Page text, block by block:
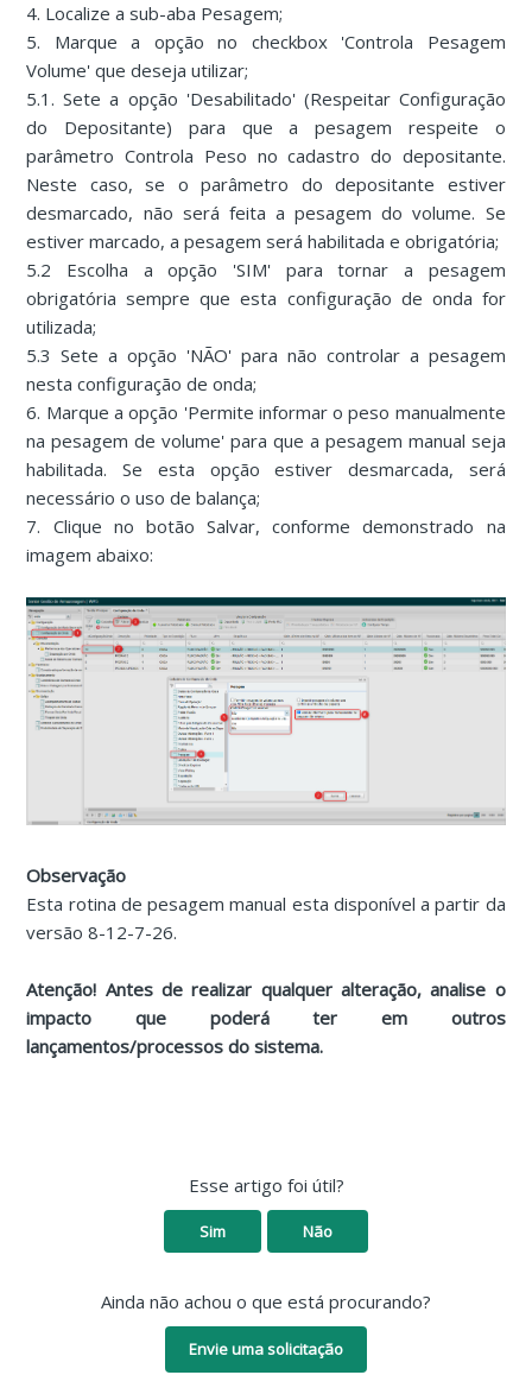
4. Localize a sub-aba Pesagem;
5. Marque a opção no checkbox 'Controla Pesagem
Volume' que deseja utilizar;
5.1. Sete a opção 'Desabilitado' (Respeitar Configuração
do Depositante) para que a pesagem respeite o
parâmetro Controla Peso no cadastro do depositante.
Neste caso, se o parâmetro do depositante estiver
desmarcado, não será feita a pesagem do volume. Se
estiver marcado, a pesagem será habilitada e obrigatória;
5.2 Escolha a opção 'SIM' para tornar a pesagem
obrigatória sempre que esta configuração de onda for
utilizada;
5.3 Sete a opção 'NÃO' para não controlar a pesagem
nesta configuração de onda;
6. Marque a opção 'Permite informar o peso manualmente
na pesagem de volume' para que a pesagem manual seja
habilitada. Se esta opção estiver desmarcada, será
necessário o uso de balança;
7. Clique no botão Salvar, conforme demonstrado na
imagem abaixo:
Observação
Esta rotina de pesagem manual esta disponível a partir da
versão 8-12-7-26.
Atenção! Antes de realizar qualquer alteração, analise o
impacto que poderá ter em outros
lançamentos/processos do sistema.
Esse artigo foi útil?
Sim Não
Ainda não achou o que está procurando?
Envie uma solicitação